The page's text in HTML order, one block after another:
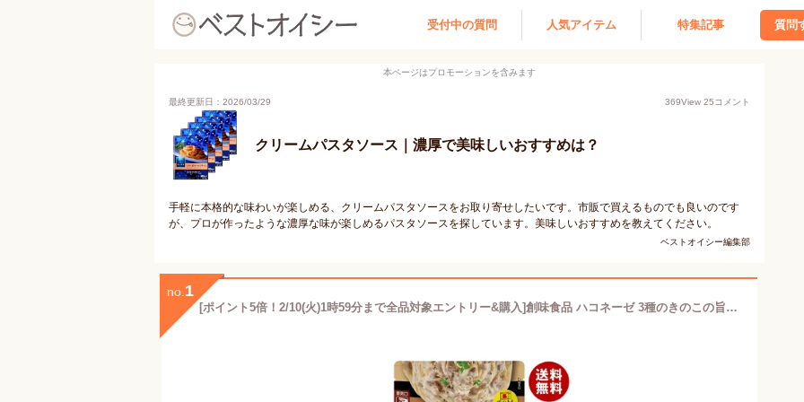
受付中の質問 人気アイテム 特集記事 質問
本ページはプロモーションを含みます
最終更新日：2026/03/29 369View 25コメント
クリームパスタソース｜濃厚で美味しいおすすめは？
手軽に本格的な味わいが楽しめる、クリームパスタソースをお取り寄せしたいです。市販で買えるものでも良いのです
が、プロが作ったような濃厚な味が楽しめるパスタソースを探しています。美味しいおすすめを教えてください。
ベストオイシー編集部
no. 1
[ポイント5倍！2/10(火)1時59分まで全品対象エントリー&購入]創味食品 ハコネーゼ 3種のきのこの旨み 濃厚ポルチーニクリーム 110gパウチ×12袋入｜ 送料無料 調味料 パスタソース クリームソース レトルト レンジ調理